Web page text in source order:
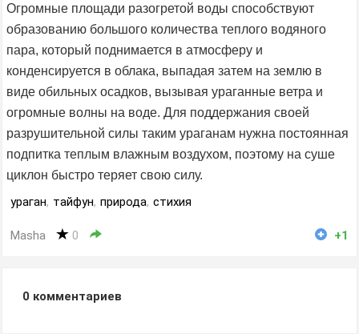
Огромные площади разогретой воды способствуют
образованию большого количества теплого водяного
пара, который поднимается в атмосферу и
конденсируется в облака, выпадая затем на землю в
виде обильных осадков, вызывая ураганные ветра и
огромные волны на воде. Для поддержания своей
разрушительной силы таким ураганам нужна постоянная
подпитка теплым влажным воздухом, поэтому на суше
циклон быстро теряет свою силу.
ураган, тайфун, природа, стихия
Masha 0 +1
0 комментариев